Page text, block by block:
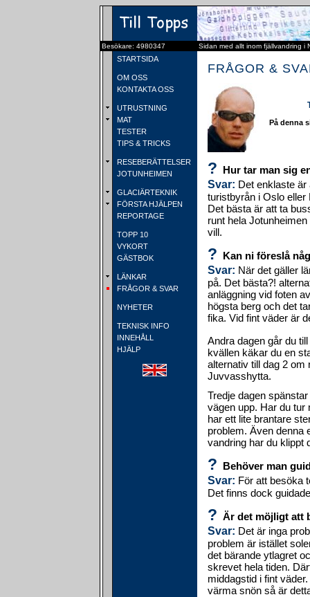
Besökare: 4980347 Sidan med allt inom fjällvandring i
STARTSIDA
OM OSS
KONTAKTA OSS
UTRUSTNING
MAT
TESTER
TIPS & TRICKS
RESEBERÄTTELSER
JOTUNHEIMEN
GLACIÄRTEKNIK
FÖRSTA HJÄLPEN
REPORTAGE
TOPP 10
VYKORT
GÄSTBOK
LÄNKAR
FRÅGOR & SVAR
NYHETER
TEKNISK INFO
INNEHÅLL
HJÄLP
FRÅGOR &
På denna
? Hur tar man sig
Svar: Det enklaste
turistbyrån i Oslo
Det bästa är att ta
runt hela
vill.
? Kan ni föreslå
Svar: När det gäller
på. Det bästa?!
anläggning vid foten
högsta berg och det
fika. Vid fint väder är
Andra dagen går du
kvällen käkar du en
alternativ till dag 2 om
Juvvasshytta.
Tredje dagen
vägen upp. Har du tur
har ett lite brantare
problem. Även denna
vandring har du klippt
? Behöver man
Svar: För att besöka
Det finns dock
? Är det möjligt att
Svar: Det är inga
problem är istället
det bärande ytlagret
skrevet hela tiden.
middagstid i fint
värma snön så är